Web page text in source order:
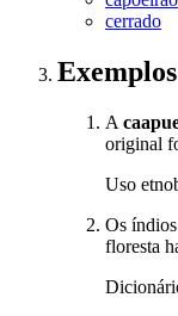
cerrado
A
original
Uso
Os
floresta